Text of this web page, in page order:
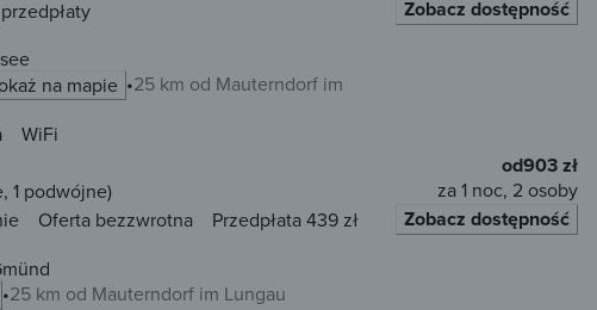
Zobacz dostępność
na mapie
25 km od Mauterndorf im
WiFi
1 podwójne)
Oferta bezzwrotna Przedpłata 439 zł
od903 zł
za 1 noc, 2 osoby
Zobacz dostępność
25 km od Mauterndorf im Lungau